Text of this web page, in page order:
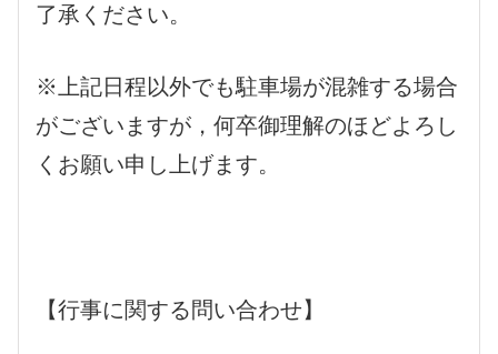
了承ください。
※上記日程以外でも駐車場が混雑する場合
がございますが，何卒御理解のほどよろし
くお願い申し上げます。
【行事に関する問い合わせ】